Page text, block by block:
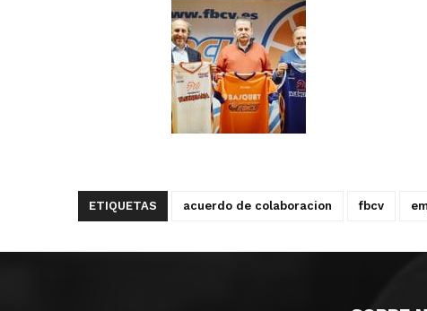
ETIQUETAS acuerdo de colaboracion fbcv